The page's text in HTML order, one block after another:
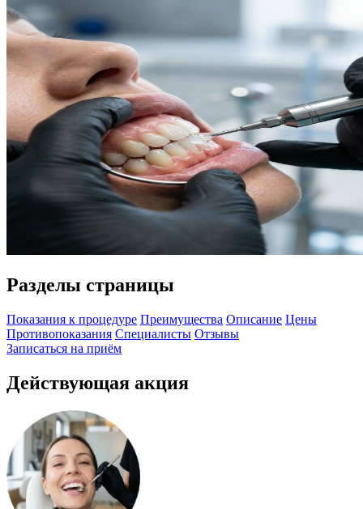
Разделы страницы
Показания к процедуре Преимущества Описание Цены
Противопоказания Специалисты Отзывы
Записаться на приём
Действующая акция